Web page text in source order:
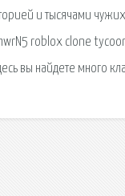
и тысячами
roblox clone tycoon
вы найдете много